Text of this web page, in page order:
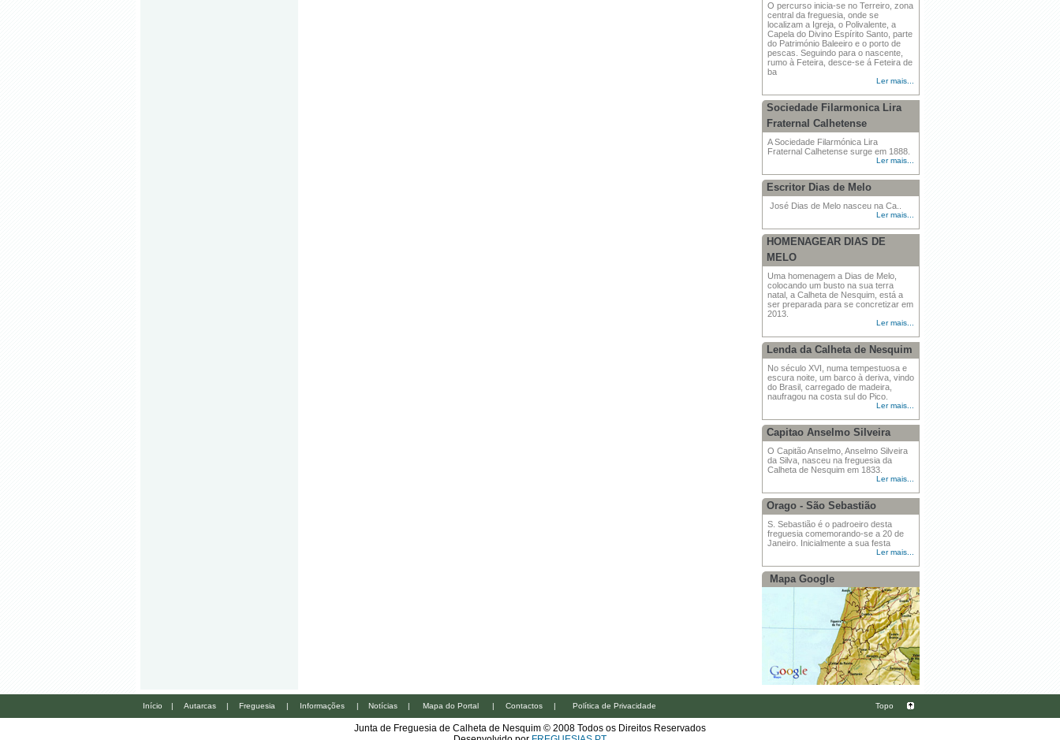
O percurso inicia-se no Terreiro, zona
central da freguesia, onde se
localizam a Igreja, o Polivalente, a
Capela do Divino Espírito Santo, parte
do Património Baleeiro e o porto de
pescas. Seguindo para o nascente,
rumo à Feteira, desce-se á Feteira de
ba
Ler mais...
Sociedade Filarmonica Lira
Fraternal Calhetense
A Sociedade Filarmónica Lira
Fraternal Calhetense surge em 1888.
Ler mais...
Escritor Dias de Melo
José Dias de Melo nasceu na Ca..
Ler mais...
HOMENAGEAR DIAS DE
MELO
Uma homenagem a Dias de Melo,
colocando um busto na sua terra
natal, a Calheta de Nesquim, está a
ser preparada para se concretizar em
2013.
Ler mais...
Lenda da Calheta de Nesquim
No século XVI, numa tempestuosa e
escura noite, um barco à deriva, vindo
do Brasil, carregado de madeira,
naufragou na costa sul do Pico.
Ler mais...
Capitao Anselmo Silveira
O Capitão Anselmo, Anselmo Silveira
da Silva, nasceu na freguesia da
Calheta de Nesquim em 1833.
Ler mais...
Orago - São Sebastião
S. Sebastião é o padroeiro desta
freguesia comemorando-se a 20 de
Janeiro. Inicialmente a sua festa
Ler mais...
Mapa Google
Início | Autarcas | Freguesia | Informações | Notícias | Mapa do Portal | Contactos | Política de Privacidade Topo
Junta de Freguesia de Calheta de Nesquim © 2008 Todos os Direitos Reservados